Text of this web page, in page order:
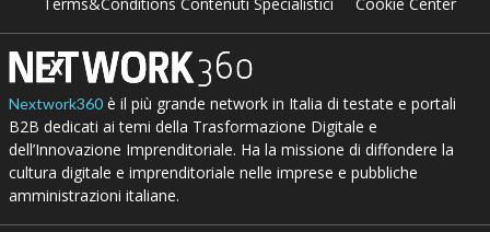
Nextwork360è il più grande network in Italia di testate e portali
B2B dedicati ai temi della Trasformazione Digitale e
dell’Innovazione Imprenditoriale. Ha la missione di diffondere la
cultura digitale e imprenditoriale nelle imprese e pubbliche
amministrazioni italiane.